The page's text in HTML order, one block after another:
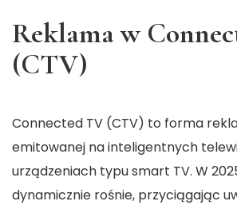
Reklama w
(CTV)
Connected TV (CTV) to forma
emitowanej na inteligentnych
urządzeniach typu smart TV. W
dynamicznie rośnie, przyciągając